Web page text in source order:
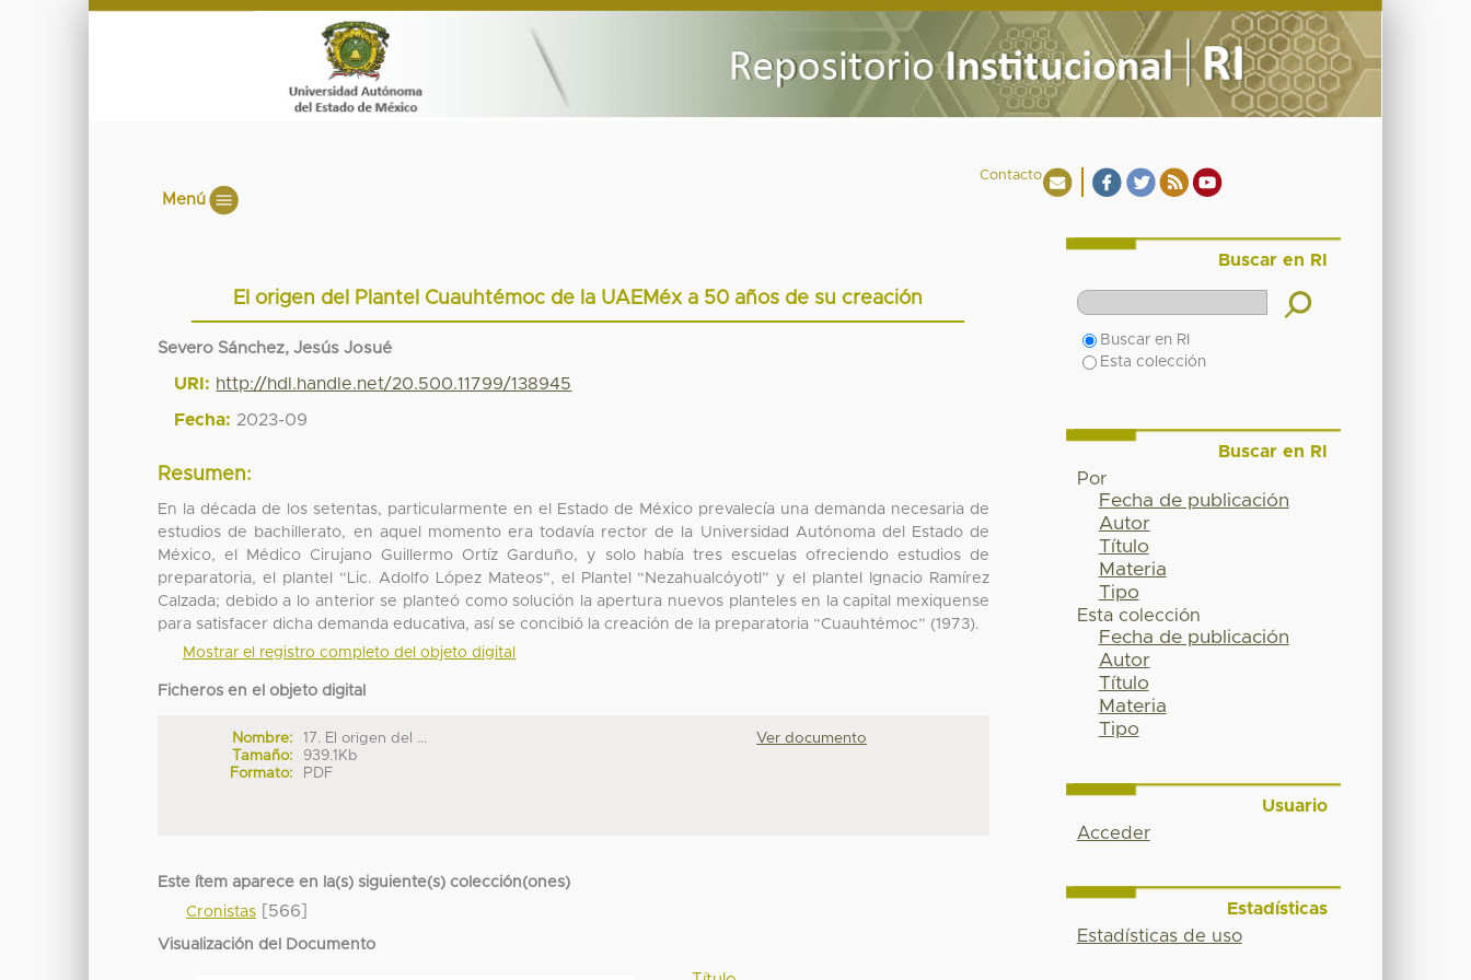
Contacto
Menú
El origen del Plantel Cuauhtémoc de la UAEMéx a 50 años de su creación
Severo Sánchez, Jesús Josué
URI: http://hdl.handle.net/20.500.11799/138945
Fecha: 2023-09
Resumen:
En la década de los setentas, particularmente en el Estado de México prevalecía una demanda necesaria de
estudios de bachillerato, en aquel momento era todavía rector de la Universidad Autónoma del Estado de
México, el Médico Cirujano Guillermo Ortíz Garduño, y solo había tres escuelas ofreciendo estudios de
preparatoria, el plantel “Lic. Adolfo López Mateos”, el Plantel “Nezahualcóyotl” y el plantel Ignacio Ramírez
Calzada; debido a lo anterior se planteó como solución la apertura nuevos planteles en la capital mexiquense
para satisfacer dicha demanda educativa, así se concibió la creación de la preparatoria “Cuauhtémoc” (1973).
Mostrar el registro completo del objeto digital
Ficheros en el objeto digital
Nombre:
17. El origen del ...
Tamaño:
939.1Kb
Formato:
PDF
Ver documento
Este ítem aparece en la(s) siguiente(s) colección(ones)
Cronistas [566]
Visualización del Documento
Buscar en RI
Buscar en RI
Esta colección
Buscar en RI
Por
Fecha de publicación
Autor
Título
Materia
Tipo
Esta colección
Fecha de publicación
Autor
Título
Materia
Tipo
Usuario
Acceder
Estadísticas
Estadísticas de uso